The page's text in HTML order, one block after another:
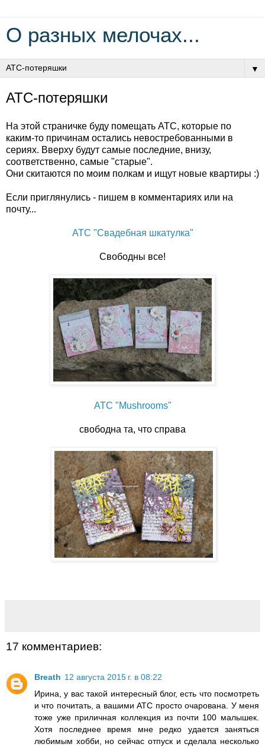
О разных мелочах...
▼
АТС-потеряшки
На этой страничке буду помещать АТС, которые по
каким-то причинам остались невостребованными в
сериях. Вверху будут самые последние, внизу,
соответственно, самые "старые".
Они скитаются по моим полкам и ищут новые квартиры :)
Если приглянулись - пишем в комментариях или на
почту...
АТС "Свадебная шкатулка"
Свободны все!
АТС "Mushrooms"
свободна та, что справа
17 комментариев:
Breath 12 августа 2015 г. в 08:22
Ирина, у вас такой интересный блог, есть что посмотреть
и что почитать, а вашими АТС просто очарована. У меня
тоже уже приличная коллекция из почти 100 малышек.
Хотя последнее время мне редко удается заняться
любимым хобби, но сейчас отпуск и сделала несколько